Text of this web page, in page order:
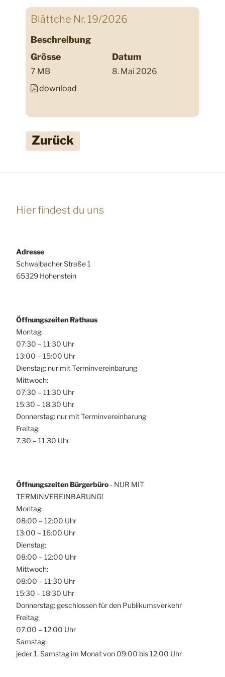
Blättche Nr. 19/2026
Beschreibung
Grösse
7 MB
Datum
8. Mai 2026
download
Zurück
Hier findest du uns
Adresse
Schwalbacher Straße 1
65329 Hohenstein
Öffnungszeiten Rathaus
Montag:
07:30 – 11:30 Uhr
13:00 – 15:00 Uhr
Dienstag: nur mit Terminvereinbarung
Mittwoch:
07:30 – 11:30 Uhr
15:30 – 18.30 Uhr
Donnerstag: nur mit Terminvereinbarung
Freitag:
7.30 – 11.30 Uhr
Öffnungszeiten Bürgerbüro - NUR MIT
TERMINVEREINBARUNG!
Montag:
08:00 – 12:00 Uhr
13:00 – 16:00 Uhr
Dienstag:
08:00 – 12:00 Uhr
Mittwoch:
08:00 – 11:30 Uhr
15:30 – 18:30 Uhr
Donnerstag: geschlossen für den Publikumsverkehr
Freitag:
07:00 – 12:00 Uhr
Samstag:
jeder 1. Samstag im Monat von 09:00 bis 12:00 Uhr